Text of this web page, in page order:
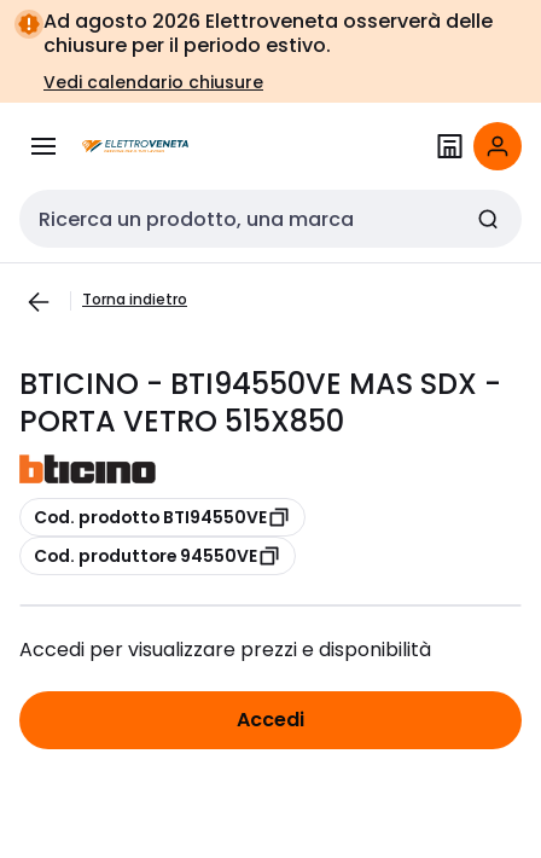
Vai alla
navigazione
Vai
alla
pagina
Ad agosto 2026 Elettroveneta osserverà delle
chiusure per il periodo estivo.
Vedi calendario chiusure
Cerca input
Torna indietro
BTICINO - BTI94550VE MAS SDX -
PORTA VETRO 515X850
copia
Cod. prodotto BTI94550VE
copia
Cod. produttore 94550VE
Accedi per visualizzare prezzi e disponibilità
Accedi